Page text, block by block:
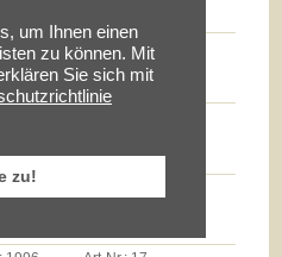
um Ihnen einen
zu können. Mit
Sie sich mit
zu!
Zum Epitaph ...
1996 Art-Nr.: 14
Reformen auf dem Sc...
Geschichtspraktiker...
1996